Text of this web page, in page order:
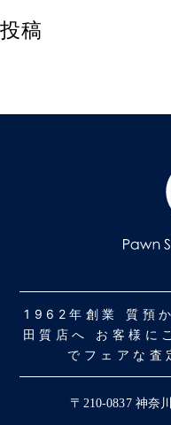
投稿
1962年創業 質預
田質店へ お客様に
でフェアな査
〒210-0837 神奈